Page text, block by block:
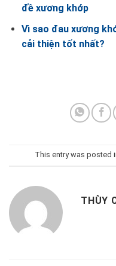
đề xương khớp
Vì sao đau xương
cải thiện tốt nhất?
This entry was posted
THÙY